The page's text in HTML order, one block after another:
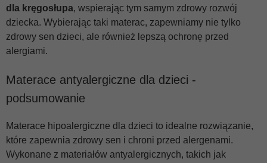
dla kręgosłupa, wspierając tym samym zdrowy rozwój
dziecka. Wybierając taki materac, zapewniamy nie tylko
zdrowy sen dzieci, ale również lepszą ochronę przed
alergiami.
Materace antyalergiczne dla dzieci -
podsumowanie
Materace hipoalergiczne dla dzieci to idealne rozwiązanie,
które zapewnia zdrowy sen i chroni przed alergenami.
Wykonane z materiałów antyalergicznych, takich jak